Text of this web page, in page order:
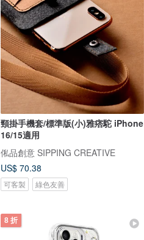
頸掛手機套/標準版(小)雅痞駝 iPhone
16/15適用
俬品創意 SIPPING CREATIVE
US$ 70.38
可客製 綠色友善
8 折